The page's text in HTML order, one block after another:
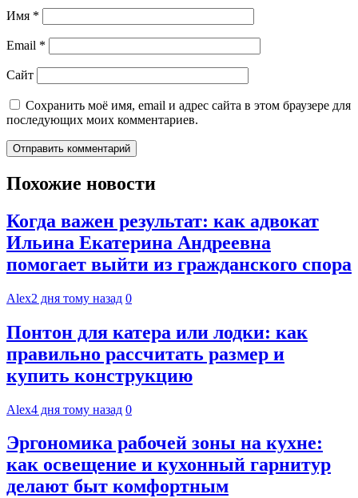
Имя *
Email *
Сайт
Сохранить моё имя, email и адрес сайта в этом браузере для
последующих моих комментариев.
Похожие новости
Когда важен результат: как адвокат
Ильина Екатерина Андреевна
помогает выйти из гражданского спора
Alex2 дня тому назад 0
Понтон для катера или лодки: как
правильно рассчитать размер и
купить конструкцию
Alex4 дня тому назад 0
Эргономика рабочей зоны на кухне:
как освещение и кухонный гарнитур
делают быт комфортным